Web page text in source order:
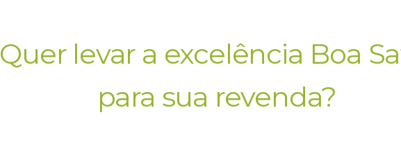
Quer levar a excelência Boa
para sua revenda?